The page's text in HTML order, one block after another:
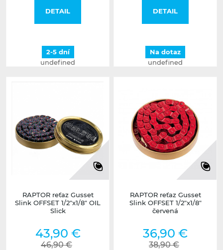
DETAIL
2-5 dní
undefined
DETAIL
Na dotaz
undefined
RAPTOR reťaz Gusset
Slink OFFSET 1/2"x1/8" OIL
Slick
43,90 €
46,90 €
RAPTOR reťaz Gusset
Slink OFFSET 1/2"x1/8"
červená
36,90 €
38,90 €